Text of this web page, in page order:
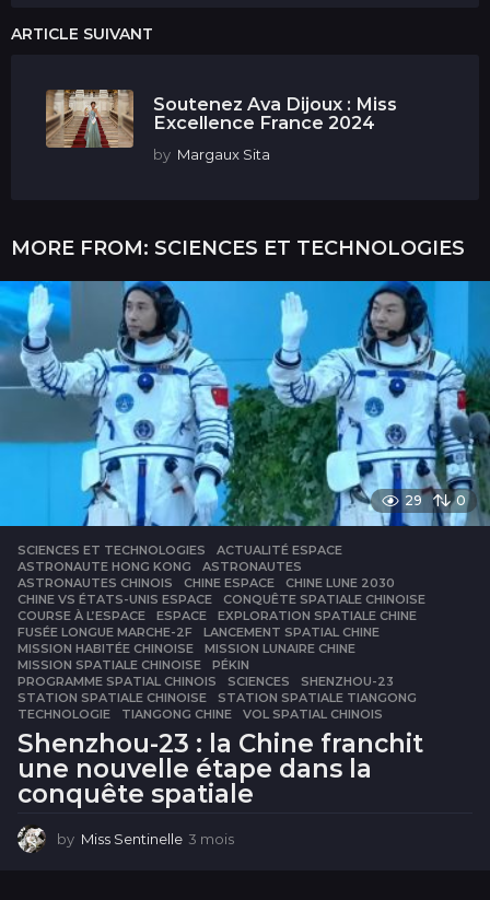
ARTICLE SUIVANT
Soutenez Ava Dijoux : Miss
Excellence France 2024
by Margaux Sita
MORE FROM: SCIENCES ET TECHNOLOGIES
29 0
SCIENCES ET TECHNOLOGIES ACTUALITÉ ESPACE
ASTRONAUTE HONG KONG
,ASTRONAUTES
ASTRONAUTES CHINOIS
,CHINE ESPACE ,CHINE LUNE 2030
CHINE VS ÉTATS-UNIS ESPACE
,CONQUÊTE SPATIALE CHINOISE
COURSE À L’ESPACE
,ESPACE ,EXPLORATION SPATIALE CHINE
FUSÉE LONGUE MARCHE-2F
,LANCEMENT SPATIAL CHINE
MISSION HABITÉE CHINOISE
,MISSION LUNAIRE CHINE
MISSION SPATIALE CHINOISE
,PÉKIN
PROGRAMME SPATIAL CHINOIS
,SCIENCES ,SHENZHOU-23
STATION SPATIALE CHINOISE
,STATION SPATIALE TIANGONG
TECHNOLOGIE
,TIANGONG CHINE ,VOL SPATIAL CHINOIS
Shenzhou-23 : la Chine franchit
une nouvelle étape dans la
conquête spatiale
by Miss Sentinelle 3 mois